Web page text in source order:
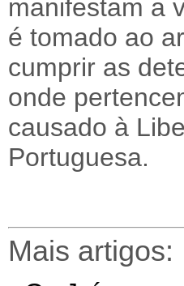
manifestam a
é tomado ao
cumprir as
onde
causado à
Portuguesa.
Mais artigos: